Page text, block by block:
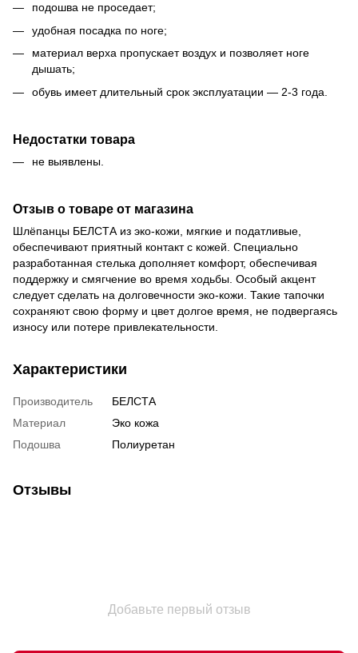
подошва не проседает;
удобная посадка по ноге;
материал верха пропускает воздух и позволяет ноге
дышать;
обувь имеет длительный срок эксплуатации — 2-3 года.
Недостатки товара
не выявлены.
Отзыв о товаре от магазина
Шлёпанцы БЕЛСТА из эко-кожи, мягкие и податливые,
обеспечивают приятный контакт с кожей. Специально
разработанная стелька дополняет комфорт, обеспечивая
поддержку и смягчение во время ходьбы. Особый акцент
следует сделать на долговечности эко-кожи. Такие тапочки
сохраняют свою форму и цвет долгое время, не подвергаясь
износу или потере привлекательности.
Характеристики
Производитель
БЕЛСТА
Материал
Эко кожа
Подошва
Полиуретан
Отзывы
Добавьте первый отзыв